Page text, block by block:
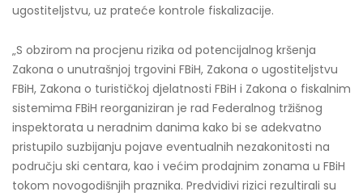
ugostiteljstvu, uz prateće kontrole fiskalizacije.
„S obzirom na procjenu rizika od potencijalnog kršenja
Zakona o unutrašnjoj trgovini FBiH, Zakona o ugostiteljstvu
FBiH, Zakona o turističkoj djelatnosti FBiH i Zakona o fiskalnim
sistemima FBiH reorganiziran je rad Federalnog tržišnog
inspektorata u neradnim danima kako bi se adekvatno
pristupilo suzbijanju pojave eventualnih nezakonitosti na
području ski centara, kao i većim prodajnim zonama u FBiH
tokom novogodišnjih praznika. Predvidivi rizici rezultirali su